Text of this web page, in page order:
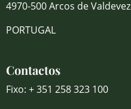
4970-500 Arcos de Valdevez
PORTUGAL
Contactos
Fixo: + 351 258 323 100